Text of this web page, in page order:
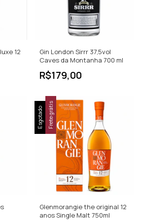
12
Gin London Sirrr 37,5vol
Caves da Montanha 700 ml
R$179,00
Esgotado Frete grátis
Glenmorangie the original 12
anos Single Malt 750ml